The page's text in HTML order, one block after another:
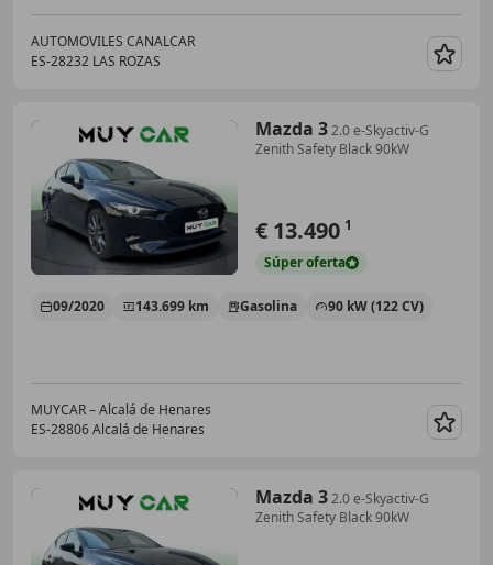
AUTOMOVILES CANALCAR
ES-28232 LAS ROZAS
Mazda 32.0 e-Skyactiv-G
Zenith Safety Black 90kW
€ 13.490 1
Súperoferta
09/2020 143.699 km Gasolina 90 kW (122 CV)
MUYCAR – Alcalá de Henares
ES-28806 Alcalá de Henares
Mazda 32.0 e-Skyactiv-G
Zenith Safety Black 90kW